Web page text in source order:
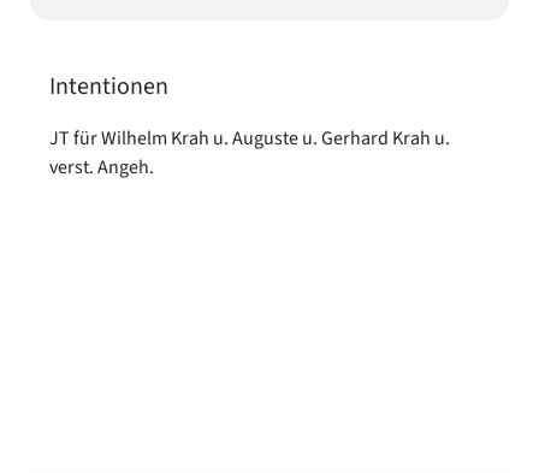
Intentionen
JT für Wilhelm Krah u. Auguste u. Gerhard Krah u.
verst. Angeh.